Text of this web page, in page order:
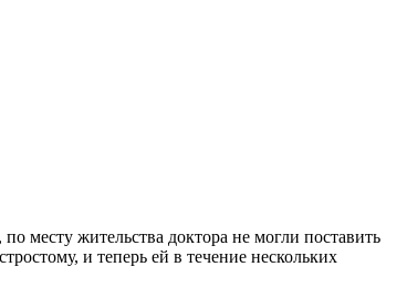
месту жительства доктора не могли поставить
и теперь ей в течение нескольких